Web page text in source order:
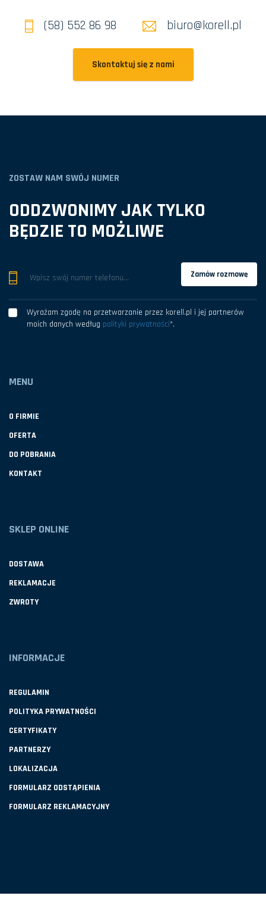
(58) 552 86 98 biuro@korell.pl
Skontaktuj się z nami
ZOSTAW NAM SWÓJ NUMER
ODDZWONIMY JAK TYLKO
BĘDZIE TO MOŻLIWE
Zamów rozmowę
Wyrażam zgodę na przetwarzanie przez korell.pl i jej partnerów
moich danych według polityki prywatności*.
MENU
O FIRMIE
OFERTA
DO POBRANIA
KONTAKT
SKLEP ONLINE
DOSTAWA
REKLAMACJE
ZWROTY
INFORMACJE
REGULAMIN
POLITYKA PRYWATNOŚCI
CERTYFIKATY
PARTNERZY
LOKALIZACJA
FORMULARZ ODSTĄPIENIA
FORMULARZ REKLAMACYJNY